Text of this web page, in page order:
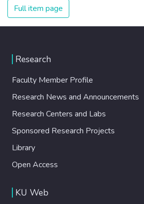
Full item page
Research
Faculty Member Profile
Research News and Announcements
Research Centers and Labs
Sponsored Research Projects
Library
Open Access
KU Web